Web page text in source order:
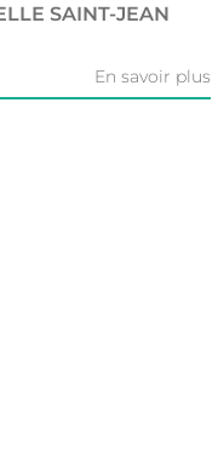
SAINT-JEAN
En savoir plus